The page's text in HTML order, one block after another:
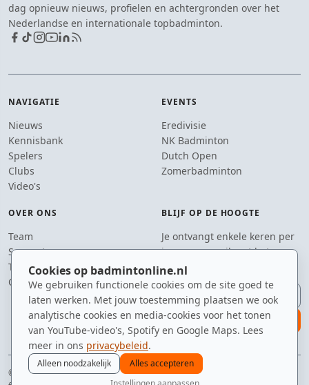
Cookies op badmintonline.nl
We gebruiken functionele cookies om de site goed te
laten werken. Met jouw toestemming plaatsen we ook
analytische cookies en media-cookies voor het tonen
van YouTube-video's, Spotify en Google Maps. Lees
meer in ons privacybeleid.
Alleen noodzakelijk
Alles accepteren
dag opnieuw nieuws, profielen en achtergronden over het
Nederlandse en internationale topbadminton.
NAVIGATIE
Nieuws
Kennisbank
Spelers
Clubs
Video's
EVENTS
Eredivisie
NK Badminton
Dutch Open
Zomerbadminton
OVER ONS
Team
Supporters
Tip de redactie
Contact
BLIJF OP DE HOOGTE
Je ontvangt enkele keren per
jaar een e-mail met het
laatste badmintonnieuws.
E-mailadres
aanmelden
© 2010–2026 badmintonline.nl · gemaakt met een nét te enthousiaste